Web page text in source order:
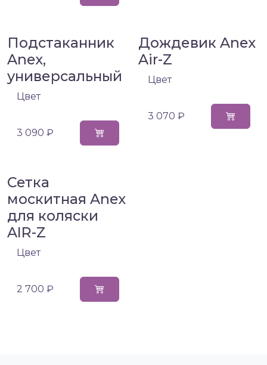
Подстаканник
Anex,
универсальный
Цвет
3 090 ₽
Дождевик Anex
Air-Z
Цвет
3 070 ₽
Сетка
москитная Anex
для коляски
AIR-Z
Цвет
2 700 ₽